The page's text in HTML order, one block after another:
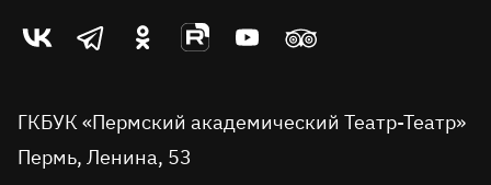
Подарочные сертификаты
Доступная среда
Правила посещения театра
Сцена-Молот
Молодёжная сцена
История
Проекты
Театр-
вконтакте
Театр-
театр
telegram
Театр-
театр
однокласниках
Театр-
театр
rutube
Театр-Театр-
театр
Tripadvisor
ГКБУК «Пермский академический Театр-Театр»
Пермь, Ленина, 53